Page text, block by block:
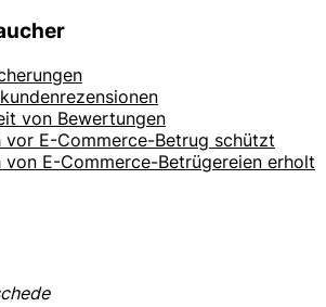
von Bewertungen
vor E-Commerce-Betrug schützt
von E-Commerce-Betrügereien erholt